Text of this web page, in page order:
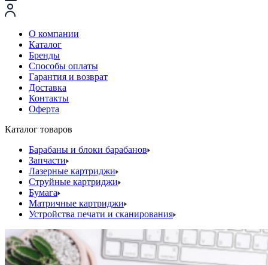
О компании
Каталог
Бренды
Способы оплаты
Гарантия и возврат
Доставка
Контакты
Оферта
Каталог товаров
Барабаны и блоки барабанов
Запчасти
Лазерные картриджи
Струйные картриджи
Бумага
Матричные картриджи
Устройства печати и сканирования